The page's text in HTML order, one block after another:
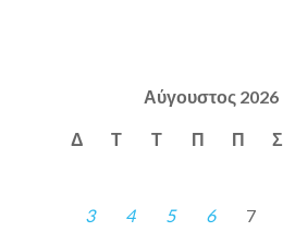
Αύγουστος 2026
Δ Τ Τ Π Π Σ
3
4 5 6 7